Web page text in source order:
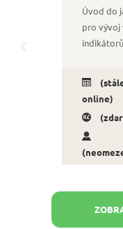
Úvod do
pro vývoj
online)